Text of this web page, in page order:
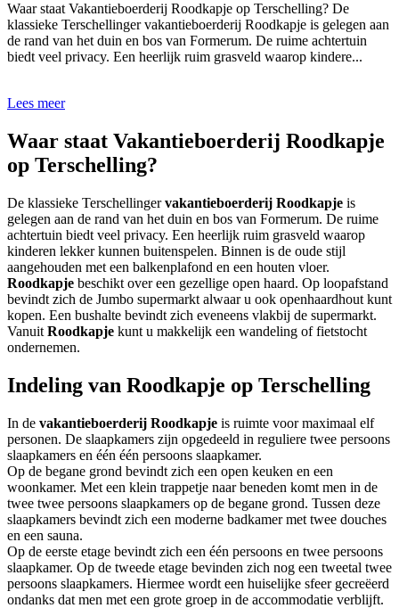
Waar staat Vakantieboerderij Roodkapje op Terschelling? De
klassieke Terschellinger vakantieboerderij Roodkapje is gelegen aan
de rand van het duin en bos van Formerum. De ruime achtertuin
biedt veel privacy. Een heerlijk ruim grasveld waarop kindere...
Lees meer
Waar staat Vakantieboerderij Roodkapje
op Terschelling?
De klassieke Terschellingervakantieboerderij Roodkapje is
gelegen aan de rand van het duin en bos van Formerum. De ruime
achtertuin biedt veel privacy. Een heerlijk ruim grasveld waarop
kinderen lekker kunnen buitenspelen. Binnen is de oude stijl
aangehouden met een balkenplafond en een houten vloer.
Roodkapje beschikt over een gezellige open haard. Op loopafstand
bevindt zich de Jumbo supermarkt alwaar u ook openhaardhout kunt
kopen. Een bushalte bevindt zich eveneens vlakbij de supermarkt.
Vanuit Roodkapje kunt u makkelijk een wandeling of fietstocht
ondernemen.
Indeling van Roodkapje op Terschelling
In de vakantieboerderij Roodkapje is ruimte voor maximaal elf
personen. De slaapkamers zijn opgedeeld in reguliere twee persoons
slaapkamers en één één persoons slaapkamer.
Op de begane grond bevindt zich een open keuken en een
woonkamer. Met een klein trappetje naar beneden komt men in de
twee twee persoons slaapkamers op de begane grond. Tussen deze
slaapkamers bevindt zich een moderne badkamer met twee douches
en een sauna.
Op de eerste etage bevindt zich een één persoons en twee persoons
slaapkamer. Op de tweede etage bevinden zich nog een tweetal twee
persoons slaapkamers. Hiermee wordt een huiselijke sfeer gecreëerd
ondanks dat men met een grote groep in de accommodatie verblijft.